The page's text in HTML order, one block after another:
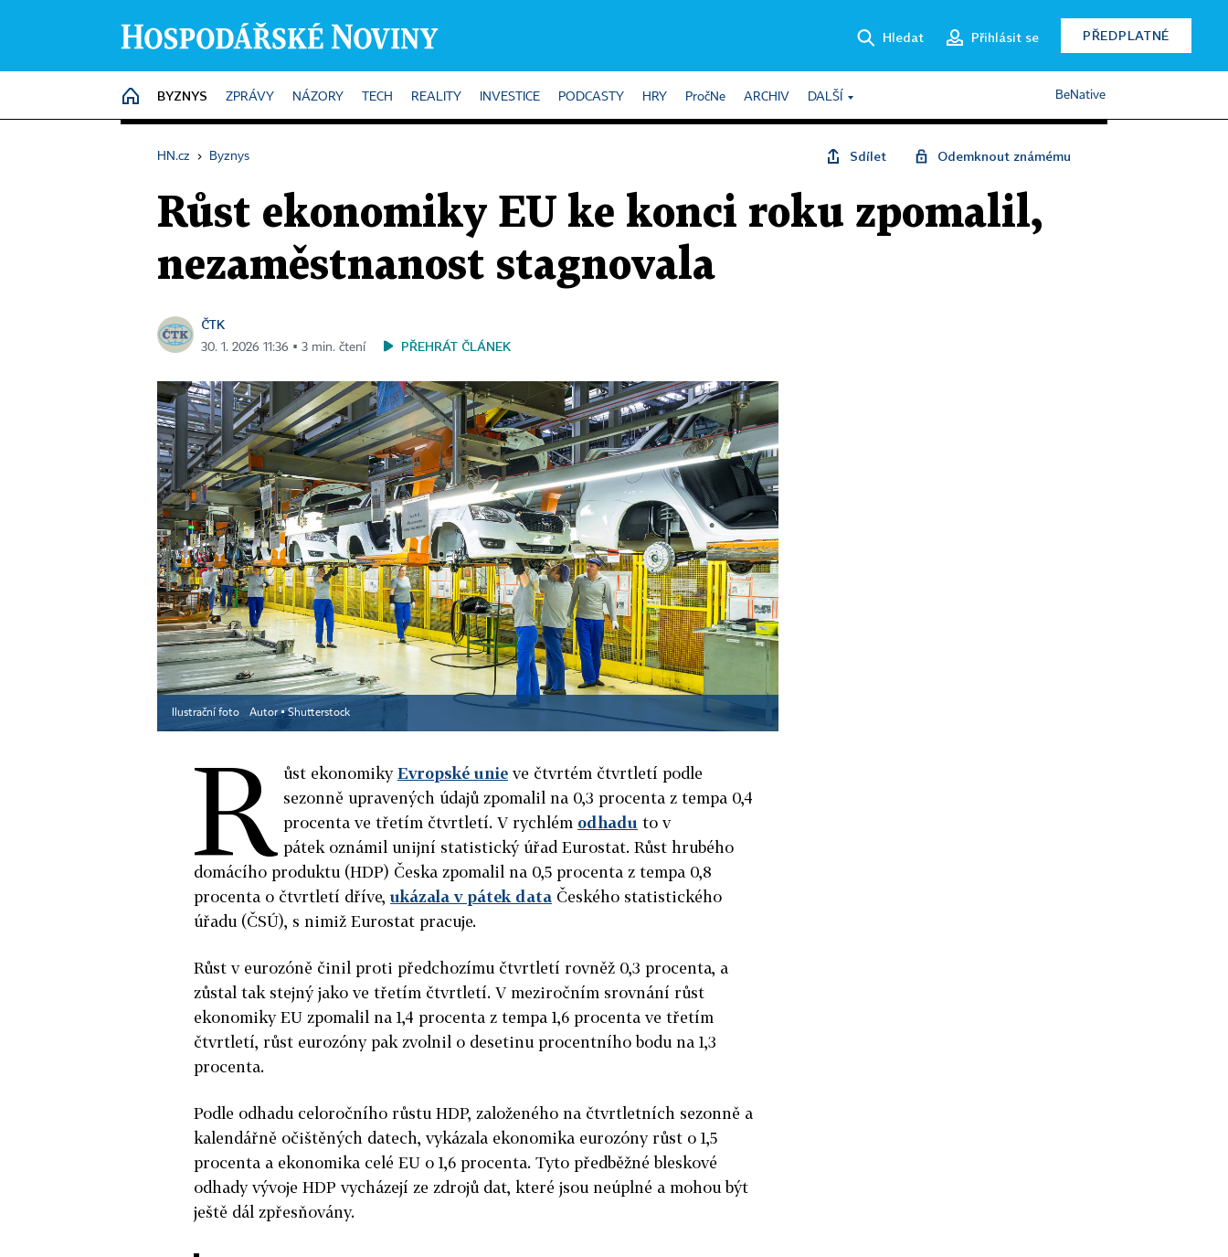
Hledat Přihlásit se PŘEDPLATNÉ
HOME
BYZNYS ZPRÁVY NÁZORY TECH REALITY INVESTICE PODCASTY HRY PročNe ARCHIV DALŠÍ BeNative
HN.cz › Byznys Sdílet Odemknout známému
Růst ekonomiky EU ke konci roku zpomalil,
nezaměstnanost stagnovala
ČTK
30. 1. 2026 11:36 ▪ 3 min. čtení PŘEHRÁT ČLÁNEK
Ilustrační foto Autor ▪Shutterstock
R ůst ekonomikyEvropské unie ve čtvrtém čtvrtletí podle
sezonně upravených údajů zpomalil na 0,3 procenta z tempa 0,4
procenta ve třetím čtvrtletí. V rychlém odhadu to v
pátek oznámil unijní statistický úřad Eurostat. Růst hrubého
domácího produktu (HDP) Česka zpomalil na 0,5 procenta z tempa 0,8
procenta o čtvrtletí dříve,ukázala v pátek data Českého statistického
úřadu (ČSÚ), s nimiž Eurostat pracuje.
Růst v eurozóně činil proti předchozímu čtvrtletí rovněž 0,3 procenta, a
zůstal tak stejný jako ve třetím čtvrtletí. V meziročním srovnání růst
ekonomiky EU zpomalil na 1,4 procenta z tempa 1,6 procenta ve třetím
čtvrtletí, růst eurozóny pak zvolnil o desetinu procentního bodu na 1,3
procenta.
Podle odhadu celoročního růstu HDP, založeného na čtvrtletních sezonně a
kalendářně očištěných datech, vykázala ekonomika eurozóny růst o 1,5
procenta a ekonomika celé EU o 1,6 procenta. Tyto předběžné bleskové
odhady vývoje HDP vycházejí ze zdrojů dat, které jsou neúplné a mohou být
ještě dál zpřesňovány.